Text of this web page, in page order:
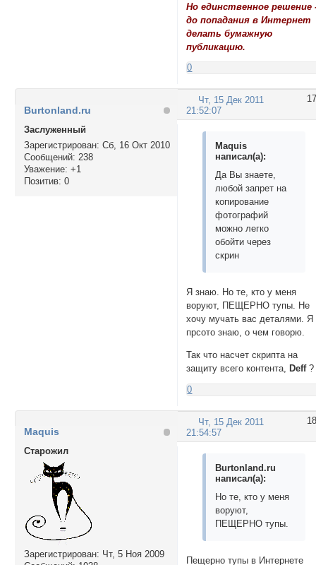
Но единственное решение
до попадания в Интернет
делать бумажную
публикацию.
0
17
Чт, 15 Дек 2011
21:52:07
Burtonland.ru
Заслуженный
Зарегистрирован: Сб, 16 Окт 2010
Сообщений: 238
Уважение: +1
Позитив: 0
Maquis
написал(а):
Да Вы знаете,
любой запрет на
копирование
фотографий
можно легко
обойти через
скрин
Я знаю. Но те, кто у меня
воруют, ПЕЩЕРНО тупы. Не
хочу мучать вас деталями. Я
прсото знаю, о чем говорю.
Так что насчет скрипта на
защиту всего контента, Deff?
0
18
Чт, 15 Дек 2011
21:54:57
Maquis
Cтарожил
Зарегистрирован: Чт, 5 Ноя 2009
Burtonland.ru
написал(а):
Но те, кто у меня
воруют,
ПЕЩЕРНО тупы.
Пещерно тупы в Интернете